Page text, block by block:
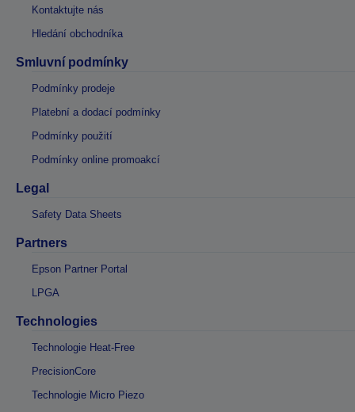
Kontaktujte nás
Hledání obchodníka
Smluvní podmínky
Podmínky prodeje
Platební a dodací podmínky
Podmínky použití
Podmínky online promoakcí
Legal
Safety Data Sheets
Partners
Epson Partner Portal
LPGA
Technologies
Technologie Heat-Free
PrecisionCore
Technologie Micro Piezo